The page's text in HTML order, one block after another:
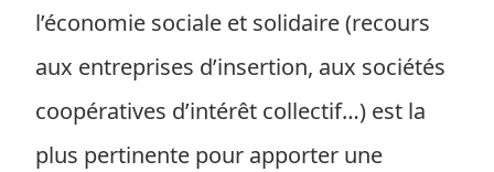
l’économie sociale et solidaire (recours
aux entreprises d’insertion, aux sociétés
coopératives d’intérêt collectif…) est la
plus pertinente pour apporter une